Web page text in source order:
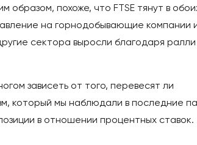
образом, похоже, что FTSE тянут в
на горнодобывающие компании
сектора выросли благодаря ралли
зависеть от того, перевесят ли
который мы наблюдали в последние
в отношении процентных ставок.